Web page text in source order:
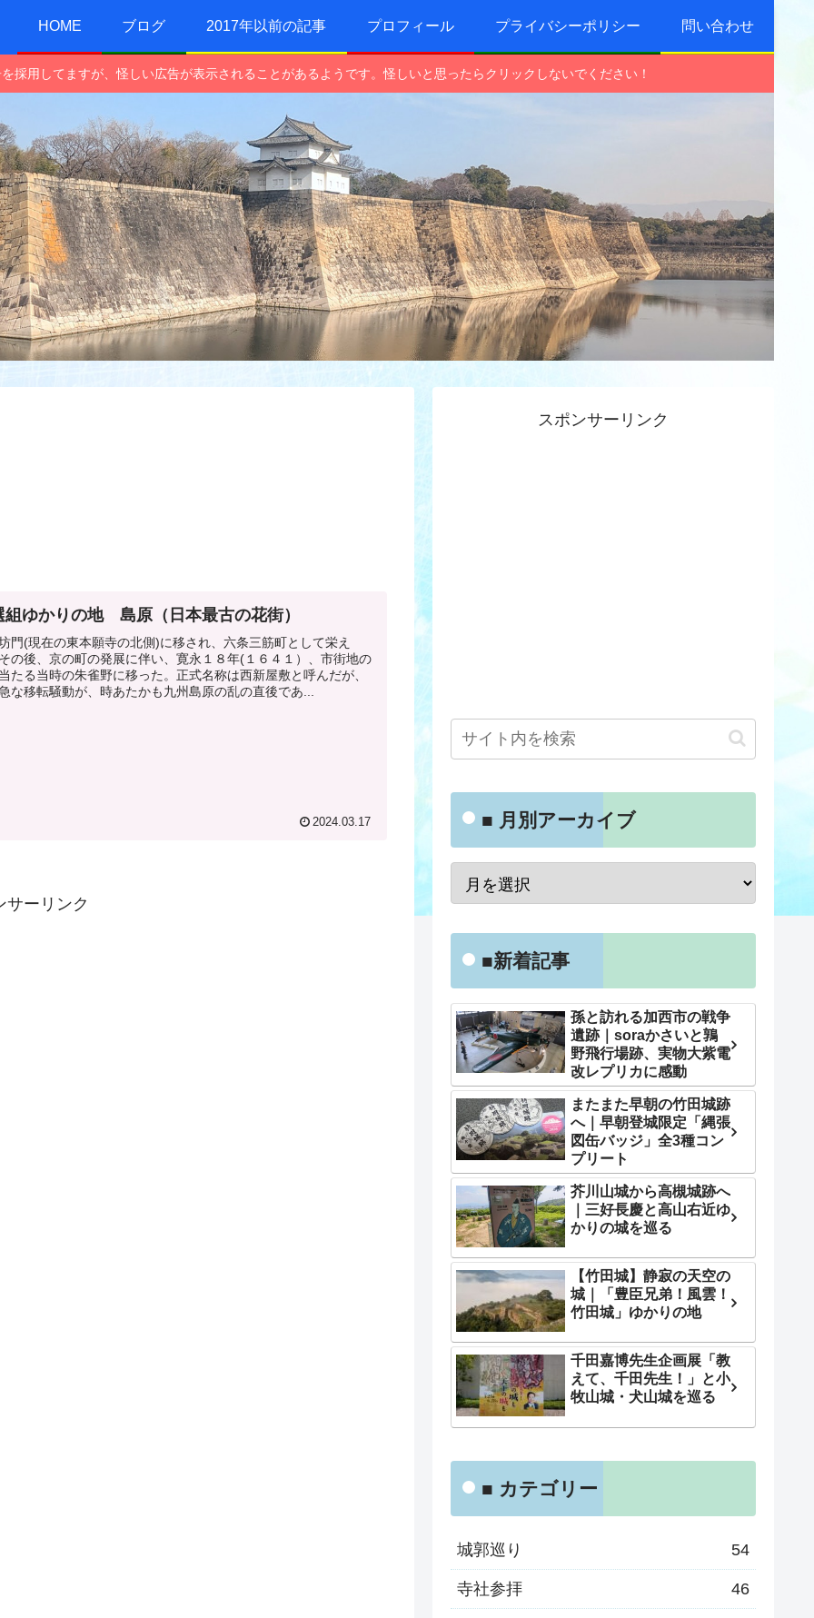
HOME ブログ 2017年以前の記事 プロフィール プライバシーポリシー 問い合わせ
採用してますが、怪しい広告が表示されることがあるようです。怪しいと思ったらクリックしないでください！
組ゆかりの地 島原（日本最古の花街）
門(現在の東本願寺の北側)に移され、六条三筋町として栄え
の後、京の町の発展に伴い、寛永１８年(１６４１）、市街地の
たる当時の朱雀野に移った。正式名称は西新屋敷と呼んだが、
な移転騒動が、時あたかも九州島原の乱の直後であ...
2024.03.17
サーリンク
スポンサーリンク
■ 月別アーカイブ
■新着記事
孫と訪れる加西市の戦争
遺跡｜soraかさいと鶉
野飛行場跡、実物大紫電
改レプリカに感動
またまた早朝の竹田城跡
へ｜早朝登城限定「縄張
図缶バッジ」全3種コン
プリート
芥川山城から高槻城跡へ
｜三好長慶と高山右近ゆ
かりの城を巡る
【竹田城】静寂の天空の
城｜「豊臣兄弟！風雲！
竹田城」ゆかりの地
千田嘉博先生企画展「教
えて、千田先生！」と小
牧山城・犬山城を巡る
■ カテゴリー
城郭巡り 54
寺社参拝 46